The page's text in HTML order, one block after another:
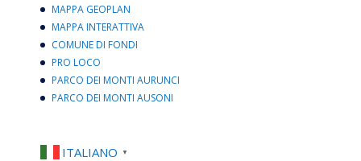
MAPPA GEOPLAN
MAPPA INTERATTIVA
COMUNE DI FONDI
PRO LOCO
PARCO DEI MONTI AURUNCI
PARCO DEI MONTI AUSONI
ITALIANO ▼